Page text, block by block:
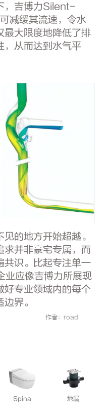
，吉博力Silent-
减缓其流速，令水
最大限度地降低了排
，从而达到水气平
的地方开始超越。
求并非豪宅专属，而
共识。比起专注单一
业应像吉博力所展现
好专业领域内的每个
界。
作者：road
Spina 地漏